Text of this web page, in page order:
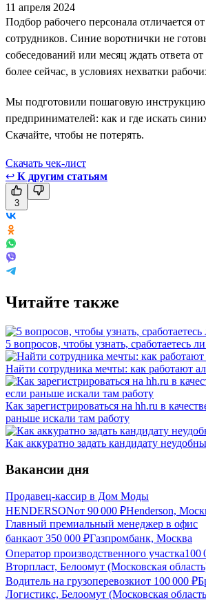
11 апреля 2024
Подбор рабочего персонала отличается
сотрудников. Синие воротнички не
собеседований или месяц ждать ответа
более сейчас, в условиях нехватки
Мы подготовили пошаговую инструкцию
предпринимателей: как и где искать
Скачайте, чтобы не потерять.
Скачать чек-лист
↩ К другим статьям
3
Читайте также
5 вопросов, чтобы узнать, сработаетесь
Найти сотрудника мечты: как работают
Как зарегистрироваться на hh.ru в
раньше искали там работу
Как аккуратно задать кандидату
Вакансии дня
Продавец-кассир в Дом Моды
HENDERSONот 90 000 ₽Henderson,
Главный премиальный менеджер в офис
банкаот 350 000 ₽Газпромбанк, Москва
Оператор производственного участка100
Вторпласт, Белоомут (Московская
Водитель на грузоперевозкиот 100 000 ₽
Логистикс, Белоомут (Московская